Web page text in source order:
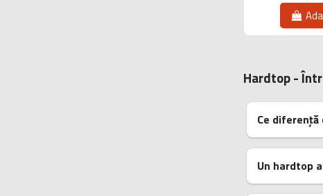
Hardtop -
Ce
Un hardtop